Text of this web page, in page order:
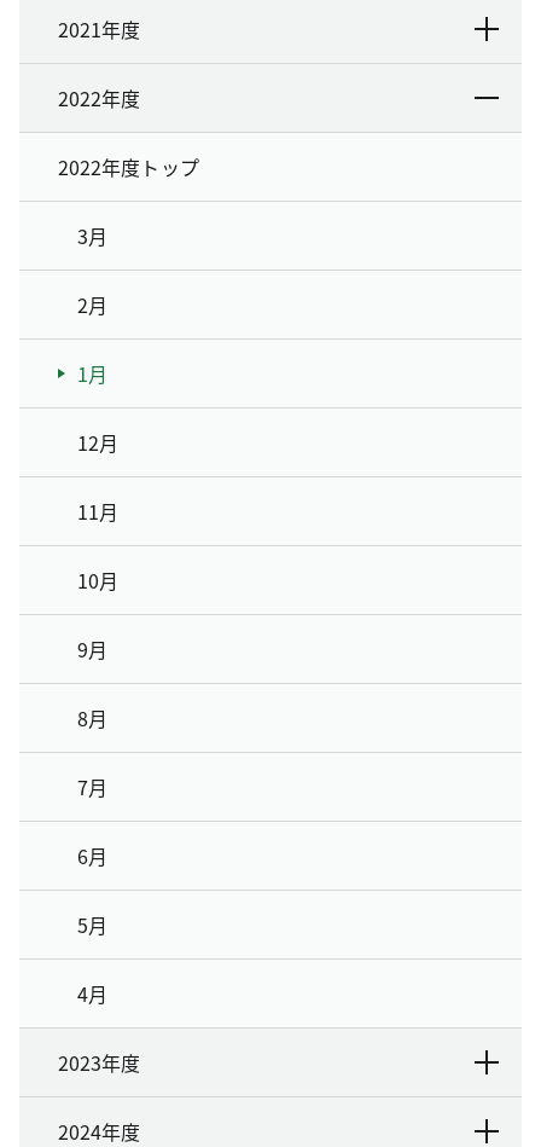
2021年度
2022年度
2022年度トップ
3月
2月
1月
12月
11月
10月
9月
8月
7月
6月
5月
4月
2023年度
2024年度